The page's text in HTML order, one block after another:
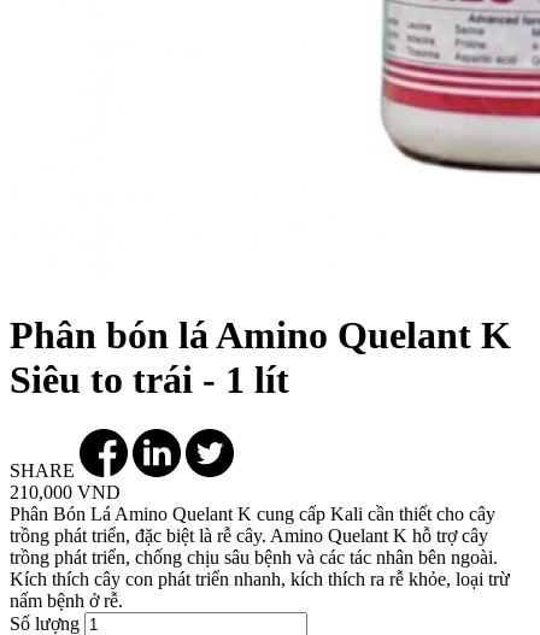
Phân bón lá Amino Quelant K
Siêu to trái - 1 lít
SHARE
210,000 VND
Phân Bón Lá Amino Quelant K cung cấp Kali cần thiết cho cây
trồng phát triển, đặc biệt là rễ cây. Amino Quelant K hỗ trợ cây
trồng phát triển, chống chịu sâu bệnh và các tác nhân bên ngoài.
Kích thích cây con phát triển nhanh, kích thích ra rễ khỏe, loại trừ
nấm bệnh ở rễ.
Số lượng